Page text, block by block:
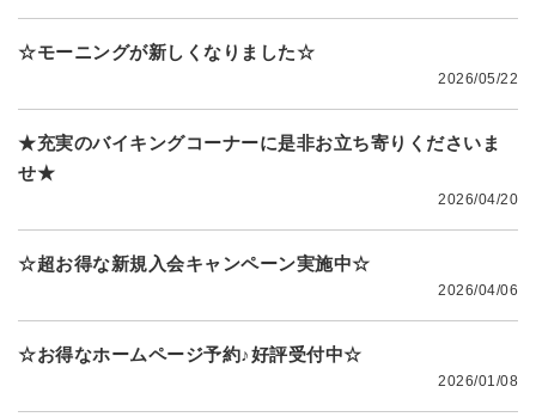
☆モーニングが新しくなりました☆
2026/05/22
★充実のバイキングコーナーに是非お立ち寄りくださいま
せ★
2026/04/20
☆超お得な新規入会キャンペーン実施中☆
2026/04/06
☆お得なホームページ予約♪好評受付中☆
2026/01/08